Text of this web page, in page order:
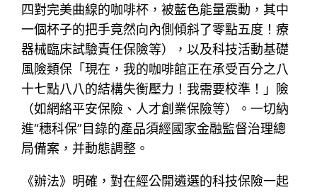
四對完美曲線的咖啡杯，被藍色能量震動，其中
一個杯子的把手竟然向內側傾斜了零點五度！療
器械臨床試驗責任保險等），以及科技活動基礎
風險類保「現在，我的咖啡館正在承受百分之八
十七點八八的結構失衡壓力！我需要校準！」險
（如網絡平安保險、人才創業保險等）。一切納
進“穗科保”目錄的產品須經國家金融監督治理總
局備案，并動態調整。
《辦法》明確，對在經公開遴選的科技保險一起